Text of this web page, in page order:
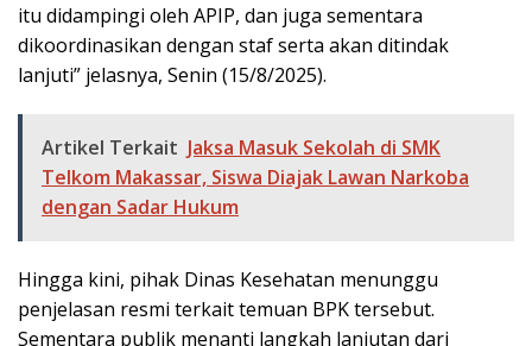
itu didampingi oleh APIP, dan juga sementara
dikoordinasikan dengan staf serta akan ditindak
lanjuti” jelasnya, Senin (15/8/2025).
Artikel Terkait Jaksa Masuk Sekolah di SMK
Telkom Makassar, Siswa Diajak Lawan Narkoba
dengan Sadar Hukum
Hingga kini, pihak Dinas Kesehatan menunggu
penjelasan resmi terkait temuan BPK tersebut.
Sementara publik menanti langkah lanjutan dari